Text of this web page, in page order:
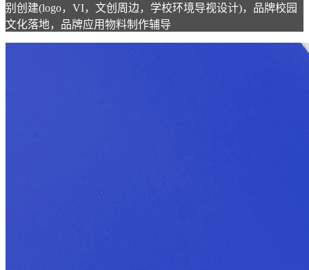
别创建(logo，VI，文创周边，学校环境导视设计)，品牌校园
文化落地，品牌应用物料制作辅导